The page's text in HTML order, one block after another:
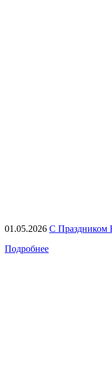
01.05.2026 С Праздником
Подробнее